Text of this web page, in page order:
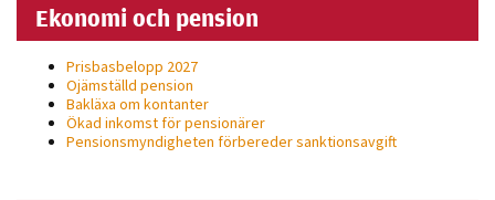
Ekonomi och pension
Prisbasbelopp 2027
Ojämställd pension
Bakläxa om kontanter
Ökad inkomst för pensionärer
Pensionsmyndigheten förbereder sanktionsavgift